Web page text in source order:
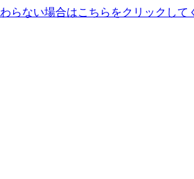
らない場合はこちらをクリックして